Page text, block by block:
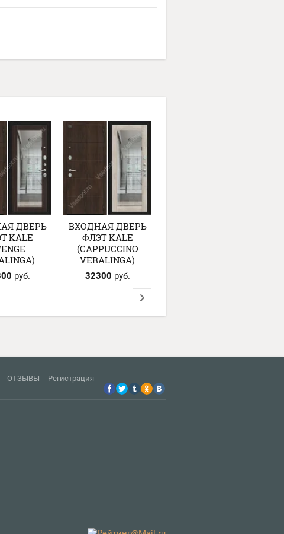
ДВЕРЬ
KALE
руб.
ВХОДНАЯ ДВЕРЬ
ФЛЭТ KALE
(CAPPUCCINO
VERALINGA)
32300 руб.
ОТЗЫВЫ Регистрация